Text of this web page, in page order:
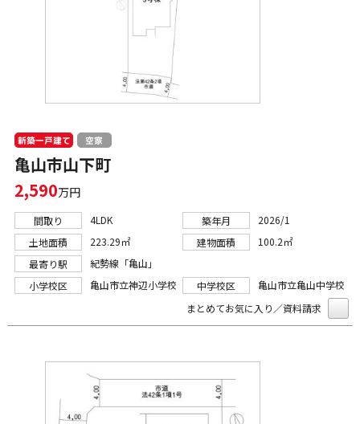
新築一戸建て 空家
亀山市山下町
2,590万円
間取り 4LDK 築年月
2026/1
土地面積
223.29㎡ 建物面積
100.2㎡
最寄り駅
紀勢線「亀山」
小学校区
亀山市立神辺小学校 中学校区
亀山市立亀山中学校
まとめてお気に入り／資料請求